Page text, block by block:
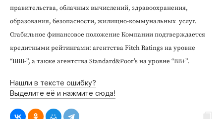
правительства, облачных вычислений, здравоохранения,
образования, безопасности, жилищно-коммунальных услуг.
Стабильное финансовое положение Компании подтверждается
кредитными рейтингами: агентства Fitch Ratings на уровне
“BBB-”, а также агентства Standard&Poor’s на уровне “BB+”.
Нашли в тексте ошибку?
Выделите её и нажмите сюда!